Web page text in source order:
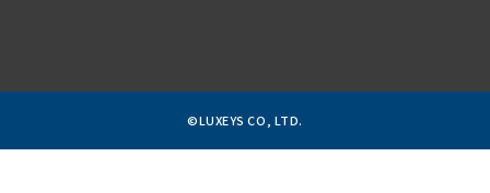
©LUXEYS CO, LTD.